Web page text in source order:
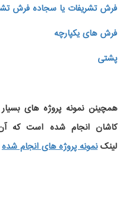
فرش تشریفات یا سجاده فرش
فرش های یکپارچه
پشتی
همچینننمونه پروژه های
کاشان انجام شده است که
لینکنمونه پروژه های انجام شده